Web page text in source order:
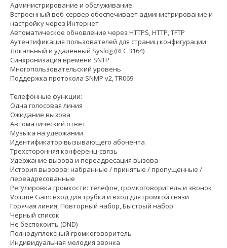
Администрирование и обслуживание:
Встроенный веб-сервер обеспечивает администрирование и
настройку через Интернет
Автоматическое обновление через HTTPS, HTTP, TFTP
Аутентификация пользователей для страниц конфигурации
Локальный и удаленный Syslog (RFC 3164)
Синхронизация времени SNTP
Многопользовательский уровень
Поддержка протокола SNMP v2, TR069
Телефонные функции:
Одна голосовая линия
Ожидание вызова
Автоматический ответ
Музыка на удержании
Идентификатор вызывающего абонента
Трехсторонняя конференц-связь
Удержание вызова и переадресация вызова
История вызовов: набранные / принятые / пропущенные /
переадресованные
Регулировка громкости: телефон, громкоговоритель и звонок
Volume Gain: вход для трубки и вход для громкой связи
Горячая линия, Повторный набор, Быстрый набор
Черный список
Не беспокоить (DND)
Полнодуплексный громкоговоритель
Индивидуальная мелодия звонка